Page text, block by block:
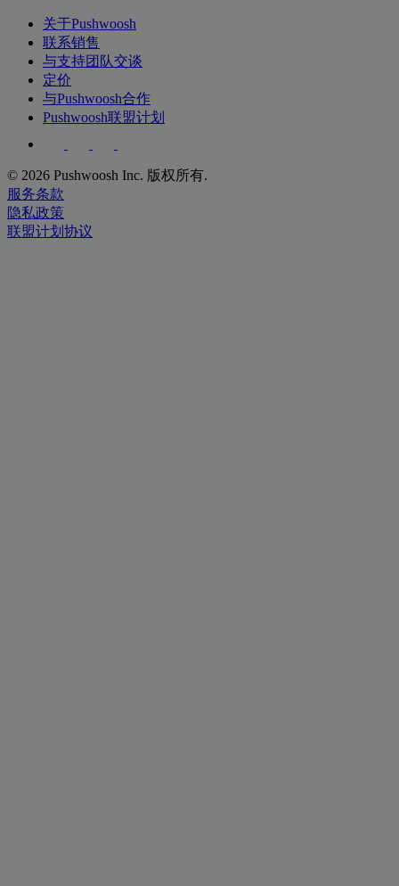
关于Pushwoosh
联系销售
与支持团队交谈
定价
与Pushwoosh合作
Pushwoosh联盟计划
© 2026 Pushwoosh Inc. 版权所有.
服务条款
隐私政策
联盟计划协议